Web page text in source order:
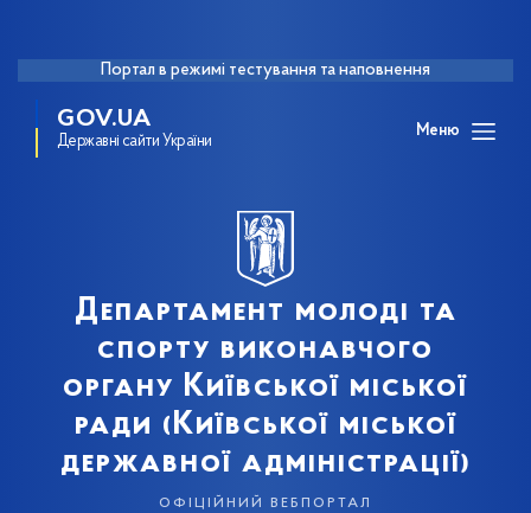
Портал в режимі тестування та наповнення
GOV.UA
Державні сайти України
Меню
Департамент молоді та
спорту виконавчого
органу Київської міської
ради (Київської міської
державної адміністрації)
офіційний вебпортал